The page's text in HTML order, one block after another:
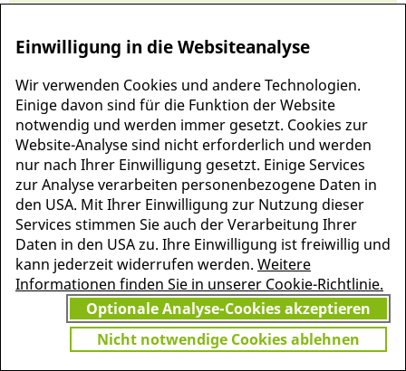
MEHR INFORMATIONEN
ZU PSCHYREMBEL
JETZT
GRATIS TESTEN
Vielen Dank für Ihr Interesse
Einwilligung in die Websiteanalyse
Wir verwenden Cookies und andere Technologien.
Einige davon sind für die Funktion der Website
notwendig und werden immer gesetzt. Cookies zur
Website-Analyse sind nicht erforderlich und werden
nur nach Ihrer Einwilligung gesetzt. Einige Services
zur Analyse verarbeiten personenbezogene Daten in
den USA. Mit Ihrer Einwilligung zur Nutzung dieser
Services stimmen Sie auch der Verarbeitung Ihrer
Daten in den USA zu. Ihre Einwilligung ist freiwillig und
kann jederzeit widerrufen werden. Weitere
Informationen finden Sie in unserer Cookie-Richtlinie.
Optionale Analyse-Cookies akzeptieren
Nicht notwendige Cookies ablehnen